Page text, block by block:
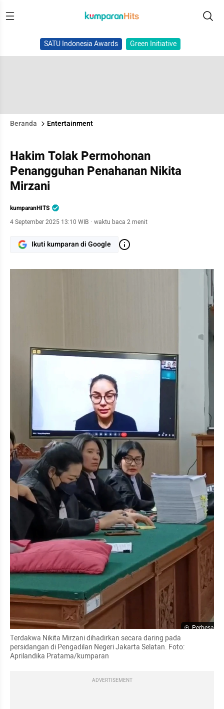
SATU Indonesia Awards Green Initiative
Beranda Entertainment
Hakim Tolak Permohonan
Penangguhan Penahanan Nikita
Mirzani
kumparanHITS
4 September 2025 13:10 WIB · waktu baca 2 menit
Ikuti kumparan di Google
Perbesar
Terdakwa Nikita Mirzani dihadirkan secara daring pada
persidangan di Pengadilan Negeri Jakarta Selatan. Foto:
Aprilandika Pratama/kumparan
ADVERTISEMENT